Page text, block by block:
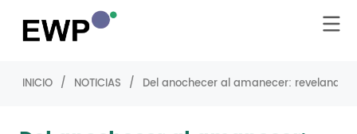
INICIO / NOTICIAS / Del anochecer al amanecer: